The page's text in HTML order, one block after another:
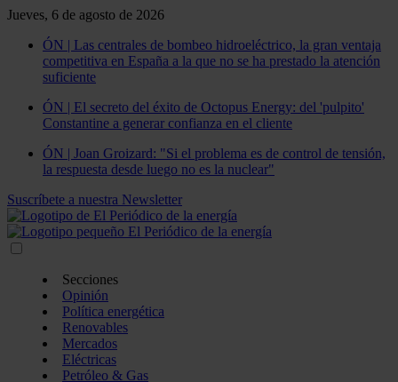
Jueves, 6 de agosto de 2026
ÓN | Las centrales de bombeo hidroeléctrico, la gran ventaja
competitiva en España a la que no se ha prestado la atención
suficiente
ÓN | El secreto del éxito de Octopus Energy: del 'pulpito'
Constantine a generar confianza en el cliente
ÓN | Joan Groizard: "Si el problema es de control de tensión,
la respuesta desde luego no es la nuclear"
Suscríbete a nuestra Newsletter
Secciones
Opinión
Política energética
Renovables
Mercados
Eléctricas
Petróleo & Gas